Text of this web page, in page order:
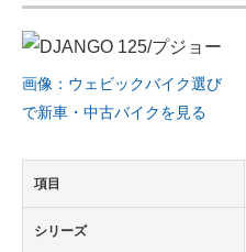
画像：ウェビックバイク選び
で新車・中古バイクを見る
項目
シリーズ